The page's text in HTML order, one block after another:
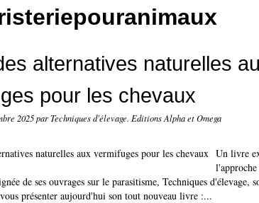
alternatives naturelles
pour les chevaux
2025par Techniques d'élevage. Editions Alpha et Omega
Un livre
de ses ouvrages sur le parasitisme, Techniques d'élevage,
présenter aujourd'hui son tout nouveau livre :...